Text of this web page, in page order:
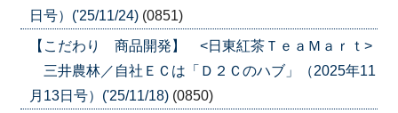
日号）('25/11/24) (0851)
【こだわり 商品開発】 <日東紅茶ＴｅａＭａｒｔ>
三井農林／自社ＥＣは「Ｄ２Ｃのハブ」（2025年11
月13日号）('25/11/18) (0850)